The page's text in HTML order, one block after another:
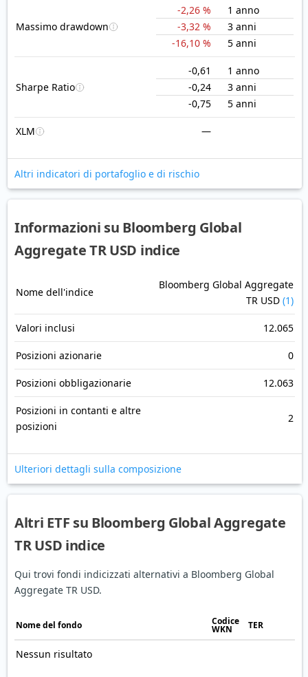
Massimo drawdown
-2,26 %
1 anno
-3,32 %
3 anni
-16,10 %
5 anni
Sharpe Ratio
-0,61
1 anno
-0,24
3 anni
-0,75
5 anni
XLM —
Altri indicatori di portafoglio e di rischio
Informazioni su Bloomberg Global
Aggregate TR USD indice
Nome dell'indice
Bloomberg Global Aggregate
TR USD (1)
Valori inclusi 12.065
Posizioni azionarie 0
Posizioni obbligazionarie 12.063
Posizioni in contanti e altre
posizioni
2
Ulteriori dettagli sulla composizione
Altri ETF su Bloomberg Global Aggregate
TR USD indice
Qui trovi fondi indicizzati alternativi a Bloomberg Global
Aggregate TR USD.
Nome del fondo Codice
WKN TER
Nessun risultato